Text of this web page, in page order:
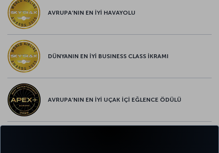
AVRUPA’NIN EN İYİ HAVAYOLU
DÜNYANIN EN İYİ BUSINESS CLASS İKRAMI
AVRUPA’NIN EN İYİ UÇAK İÇİ EĞLENCE ÖDÜLÜ